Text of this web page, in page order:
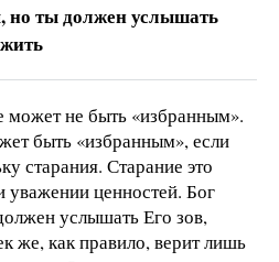
но ты должен услышать
может не быть «избранным».
быть «избранным», если
старания. Старание это
уважении ценностей. Бог
услышать Его зов,
же, как правило, верит лишь